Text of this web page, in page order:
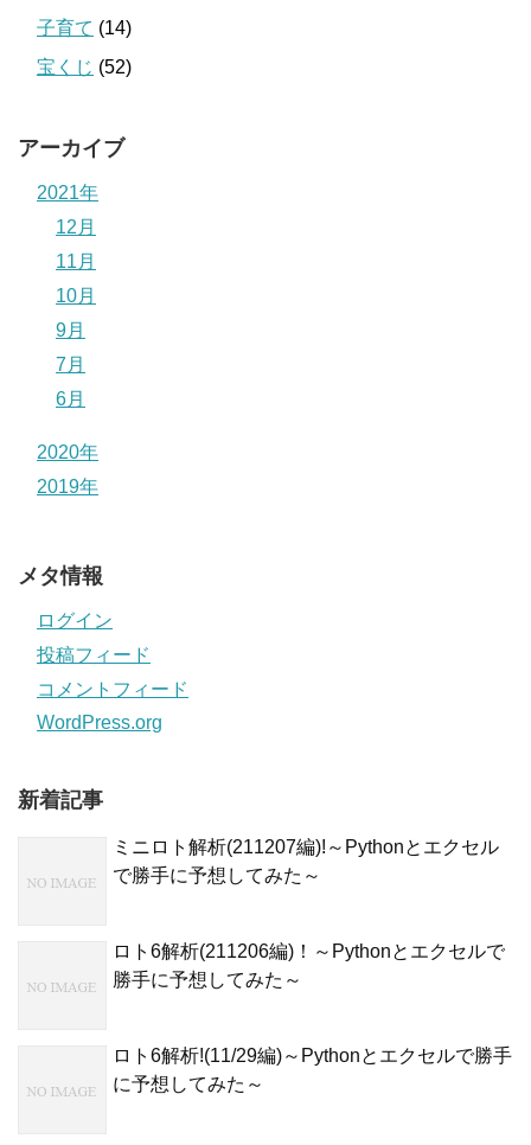
子育て (14)
宝くじ (52)
アーカイブ
2021年
12月
11月
10月
9月
7月
6月
2020年
2019年
メタ情報
ログイン
投稿フィード
コメントフィード
WordPress.org
新着記事
ミニロト解析(211207編)!～Pythonとエクセル
で勝手に予想してみた～
ロト6解析(211206編)！～Pythonとエクセルで
勝手に予想してみた～
ロト6解析!(11/29編)～Pythonとエクセルで勝手
に予想してみた～